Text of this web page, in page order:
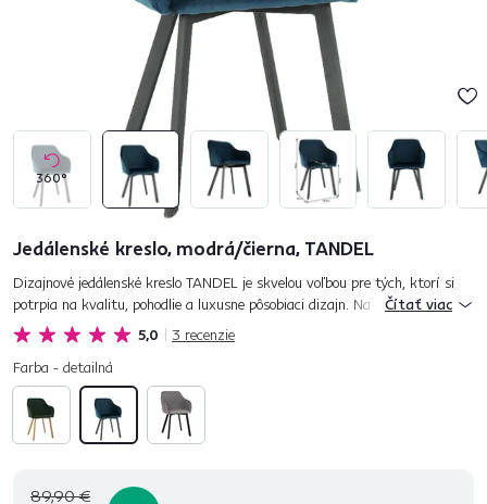
360°
Jedálenské kreslo, modrá/čierna, TANDEL
5,0 3 recenzie
Dizajnové jedálenské kreslo TANDEL je skvelou voľbou pre tých, ktorí si
potrpia na kvalitu, pohodlie a luxusne pôsobiaci dizajn. Na výrobu bola
použitá príjemná modrá látka. Štvorica pevných nôh je...
Čítať viac
Farba - detailná
89,90 €